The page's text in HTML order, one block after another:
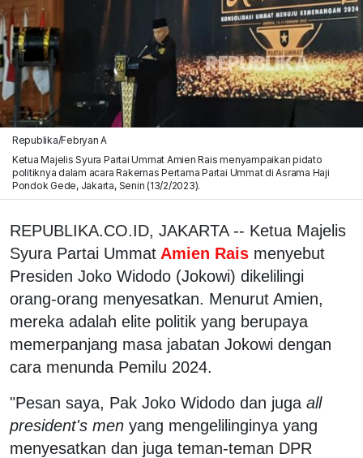
Republika/Febryan A
Ketua Majelis Syura Partai Ummat Amien Rais menyampaikan pidato
politiknya dalam acara Rakernas Pertama Partai Ummat di Asrama Haji
Pondok Gede, Jakarta, Senin (13/2/2023).
REPUBLIKA.CO.ID, JAKARTA -- Ketua Majelis
Syura Partai Ummat Amien Rais menyebut
Presiden Joko Widodo (Jokowi) dikelilingi
orang-orang menyesatkan. Menurut Amien,
mereka adalah elite politik yang berupaya
memerpanjang masa jabatan Jokowi dengan
cara menunda Pemilu 2024.
"Pesan saya, Pak Joko Widodo dan juga all
president's men yang mengelilinginya yang
menyesatkan dan juga teman-teman DPR